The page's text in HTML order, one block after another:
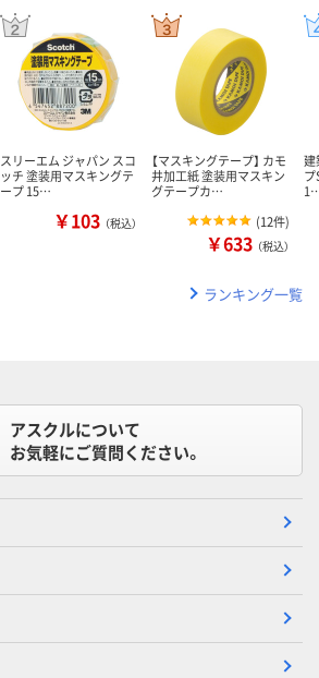
スリーエム ジャパン スコ
ッチ 塗装用マスキングテ
ープ 15…
￥103 （税込）
【マスキングテープ】 カモ
井加工紙 塗装用マスキン
グテープカ…
(12件)
￥633 （税込）
建
ランキング一覧
アスクルについて
お気軽にご質問ください。